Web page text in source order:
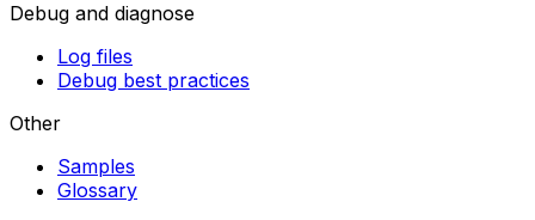
Debug and diagnose
Log files
Debug best practices
Other
Samples
Glossary